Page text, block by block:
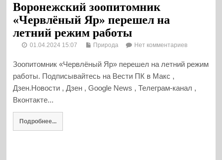
Воронежский зоопитомник
«Червлёный Яр» перешел на
летний режим работы
01.04.2024 15:07 Природа Нет комментариев
Зоопитомник «Червлёный Яр» перешел на летний режим
работы. Подписывайтесь на Вести ПК в Макс ,
Дзен.Новости , Дзен , Google News , Телеграм-канал ,
Вконтакте...
Подробнее...